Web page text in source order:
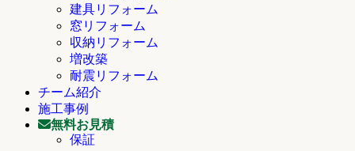
建具リフォーム
窓リフォーム
収納リフォーム
増改築
耐震リフォーム
チーム紹介
施工事例
無料お見積
保証